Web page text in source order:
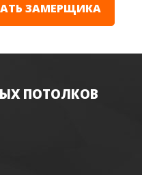
ЗАМЕРЩИКА
ПОТОЛКОВ